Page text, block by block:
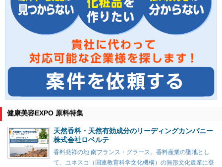
健康美容EXPO 原料特集
天然香料・天然有効成分のリーディングカンパニー
株式会社ロベルテ
香料発祥の地 南フランス・グラース。香料産業の聖地とし
て、ユネスコ（国連教育科学文化機構）の無形文化遺産に登